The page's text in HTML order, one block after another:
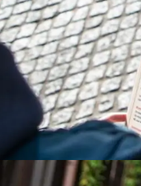
harte dat jullie ervoor
welverdiend drankje.
begeleiding
(bier, fris, huiswijn, koffie of
per team
voor het winnende team
op de door jullie